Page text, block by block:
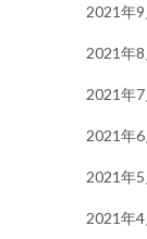
2021年9
2021年8
2021年7
2021年6
2021年5
2021年4